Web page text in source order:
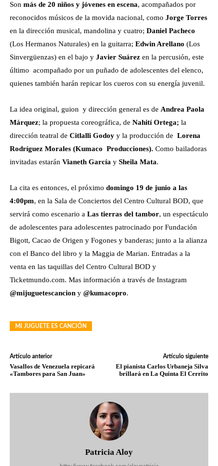
Son más de 20 niños y jóvenes en escena, acompañados por
reconocidos músicos de la movida nacional, como Jorge Torres
en la dirección musical, mandolina y cuatro; Daniel Pacheco
(Los Hermanos Naturales) en la guitarra; Edwin Arellano (Los
Sinvergüenzas) en el bajo y Javier Suárez en la percusión, este
último acompañado por un puñado de adolescentes del elenco,
quienes también harán repicar los cueros con su energía juvenil.
La idea original, guion y dirección general es de Andrea Paola
Márquez; la propuesta coreográfica, de Nahití Ortega; la
dirección teatral de Citlalli Godoy y la producción de Lorena
Rodríguez Morales (Kumaco Producciones). Como bailadoras
invitadas estarán Vianeth García y Sheila Mata.
La cita es entonces, el próximo domingo 19 de junio a las
4:00pm, en la Sala de Conciertos del Centro Cultural BOD, que
servirá como escenario a Las tierras del tambor, un espectáculo
de adolescentes para adolescentes patrocinado por Fundación
Bigott, Cacao de Origen y Fogones y banderas; junto a la alianza
con el Banco del libro y la Maggia de Marian. Entradas a la
venta en las taquillas del Centro Cultural BOD y
Ticketmundo.com. Mas información a través de Instagram
@mijuguetescancion y @kumacopro.
MI JUGUETE ES CANCIÓN
Artículo anterior
Vasallos de Venezuela repicará
«Tambores para San Juan»
Artículo siguiente
El pianista Carlos Urbaneja Silva
brillará en La Quinta El Cerrito
Patricia Aloy